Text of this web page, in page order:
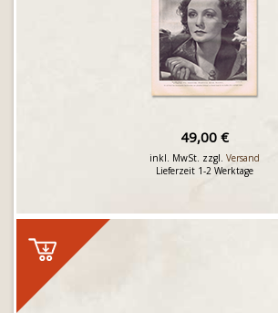
49,00 €
inkl. MwSt. zzgl. Versand
Lieferzeit 1-2 Werktage